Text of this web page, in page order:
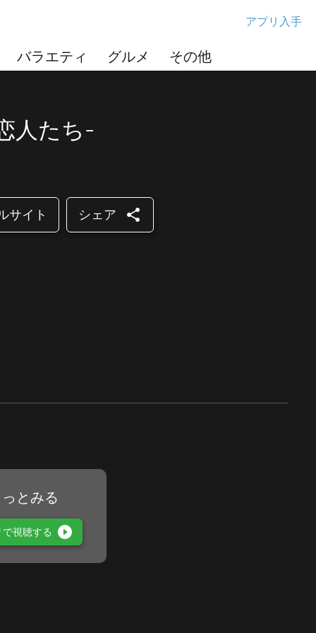
アプリ入手
バラエティ グルメ その他
人たち-
サイト シェア share
とみる
視聴する play_circle_filled